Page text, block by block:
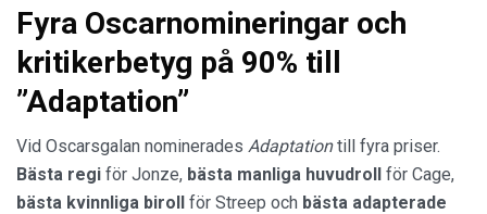
Fyra Oscarnomineringar och
kritikerbetyg på 90% till
”Adaptation”
Vid Oscarsgalan nominerades Adaptationtill fyra priser.
Bästa regi för Jonze, bästa manliga huvudroll för Cage,
bästa kvinnliga biroll för Streep och bästa adapterade